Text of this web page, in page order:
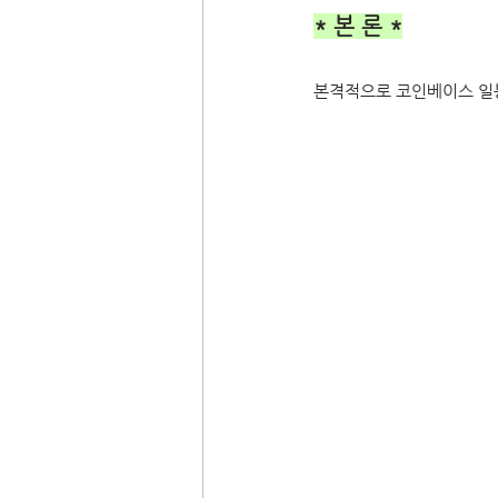
* 본 론 *
본격적으로 코인베이스 일